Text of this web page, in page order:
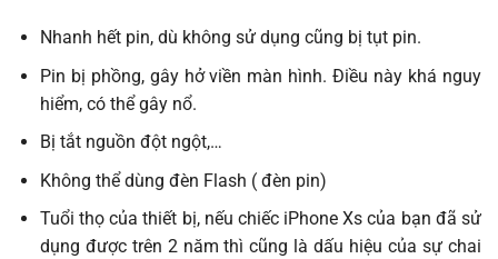
Nhanh hết pin, dù không sử dụng cũng bị tụt pin.
Pin bị phồng, gây hở viền màn hình. Điều này khá nguy
hiểm, có thể gây nổ.
Bị tắt nguồn đột ngột,…
Không thể dùng đèn Flash ( đèn pin)
Tuổi thọ của thiết bị, nếu chiếc iPhone Xs của bạn đã sử
dụng được trên 2 năm thì cũng là dấu hiệu của sự chai